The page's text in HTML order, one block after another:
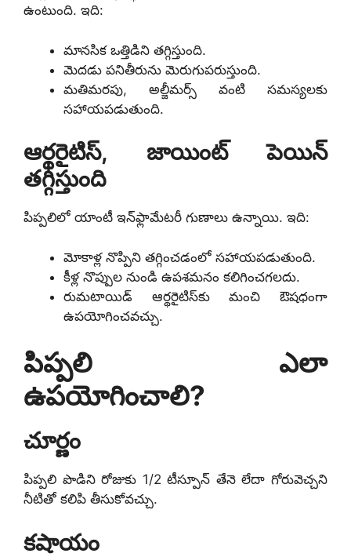
ఉంటుంది. ఇది:
మానసిక ఒత్తిడిని తగ్గిస్తుంది.
మెదడు పనితీరును మెరుగుపరుస్తుంది.
మతిమరపు, అల్జీమర్స్ వంటి సమస్యలకు
సహాయపడుతుంది.
ఆర్థరైటిస్, జాయింట్ పెయిన్
తగ్గిస్తుంది
పిప్పలిలో యాంటీ ఇన్‌ఫ్లామేటరీ గుణాలు ఉన్నాయి. ఇది:
మోకాళ్ల నొప్పిని తగ్గించడంలో సహాయపడుతుంది.
కీళ్ల నొప్పుల నుండి ఉపశమనం కలిగించగలదు.
రుమటాయిడ్ ఆర్థరైటిస్‌కు మంచి ఔషధంగా
ఉపయోగించవచ్చు.
పిప్పలి ఎలా
ఉపయోగించాలి?
చూర్ణం
పిప్పలి పొడిని రోజుకు 1/2 టీస్పూన్ తేనె లేదా గోరువెచ్చని
నీటితో కలిపి తీసుకోవచ్చు.
కషాయం